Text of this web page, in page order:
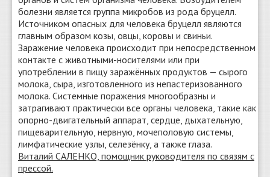
болезни является группа микробов из рода бруцелл.
Источником опасных для человека бруцелл являются
главным образом козы, овцы, коровы и свиньи.
Заражение человека происходит при непосредственном
контакте с животными-носителями или при
употреблении в пищу заражённых продуктов — сырого
молока, сыра, изготовленного из непастеризованного
молока. Системные поражения многообразны и
затрагивают практически все органы человека, такие как
опорно-двигательный аппарат, сердце, дыхательную,
пищеварительную, нервную, мочеполовую системы,
лимфатические узлы, селезёнку, а также глаза.
Виталий САЛЕНКО, помощник руководителя по связям с
прессой.